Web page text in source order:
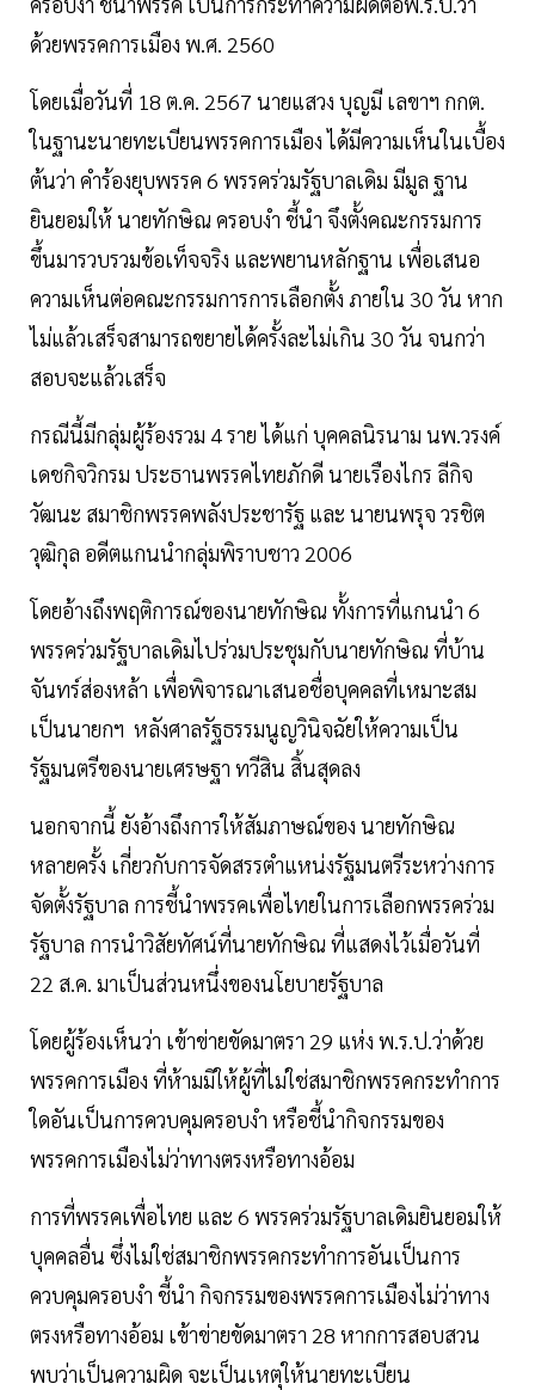
ด้วยพรรคการเมือง พ.ศ. 2560
โดยเมื่อวันที่ 18 ต.ค. 2567 นายแสวง บุญมี เลขาฯ กกต.
ในฐานะนายทะเบียนพรรคการเมือง ได้มีความเห็นในเบื้อง
ต้นว่า คำร้องยุบพรรค 6 พรรคร่วมรัฐบาลเดิม มีมูล ฐาน
ยินยอมให้ นายทักษิณ ครอบงำ ชี้นำ จึงตั้งคณะกรรมการ
ขึ้นมารวบรวมข้อเท็จจริง และพยานหลักฐาน เพื่อเสนอ
ความเห็นต่อคณะกรรมการการเลือกตั้ง ภายใน 30 วัน หาก
ไม่แล้วเสร็จสามารถขยายได้ครั้งละไม่เกิน 30 วัน จนกว่า
สอบจะแล้วเสร็จ
กรณีนี้มีกลุ่มผู้ร้องรวม 4 ราย ได้แก่ บุคคลนิรนาม นพ.วรงค์
เดชกิจวิกรม ประธานพรรคไทยภักดี นายเรืองไกร ลีกิจ
วัฒนะ สมาชิกพรรคพลังประชารัฐ และ นายนพรุจ วรชิต
วุฒิกุล อดีตแกนนำกลุ่มพิราบชาว 2006
โดยอ้างถึงพฤติการณ์ของนายทักษิณ ทั้งการที่แกนนำ 6
พรรคร่วมรัฐบาลเดิมไปร่วมประชุมกับนายทักษิณ ที่บ้าน
จันทร์ส่องหล้า เพื่อพิจารณาเสนอชื่อบุคคลที่เหมาะสม
เป็นนายกฯ หลังศาลรัฐธรรมนูญวินิจฉัยให้ความเป็น
รัฐมนตรีของนายเศรษฐา ทวีสิน สิ้นสุดลง
นอกจากนี้ ยังอ้างถึงการให้สัมภาษณ์ของ นายทักษิณ
หลายครั้ง เกี่ยวกับการจัดสรรตำแหน่งรัฐมนตรีระหว่างการ
จัดตั้งรัฐบาล การชี้นำพรรคเพื่อไทยในการเลือกพรรคร่วม
รัฐบาล การนำวิสัยทัศน์ที่นายทักษิณ ที่แสดงไว้เมื่อวันที่
22 ส.ค. มาเป็นส่วนหนึ่งของนโยบายรัฐบาล
โดยผู้ร้องเห็นว่า เข้าข่ายขัดมาตรา 29 แห่ง พ.ร.ป.ว่าด้วย
พรรคการเมือง ที่ห้ามมิให้ผู้ที่ไม่ใช่สมาชิกพรรคกระทำการ
ใดอันเป็นการควบคุมครอบงำ หรือชี้นำกิจกรรมของ
พรรคการเมืองไม่ว่าทางตรงหรือทางอ้อม
การที่พรรคเพื่อไทย และ 6 พรรคร่วมรัฐบาลเดิมยินยอมให้
บุคคลอื่น ซึ่งไม่ใช่สมาชิกพรรคกระทำการอันเป็นการ
ควบคุมครอบงำ ชี้นำ กิจกรรมของพรรคการเมืองไม่ว่าทาง
ตรงหรือทางอ้อม เข้าข่ายขัดมาตรา 28 หากการสอบสวน
พบว่าเป็นความผิด จะเป็นเหตุให้นายทะเบียน